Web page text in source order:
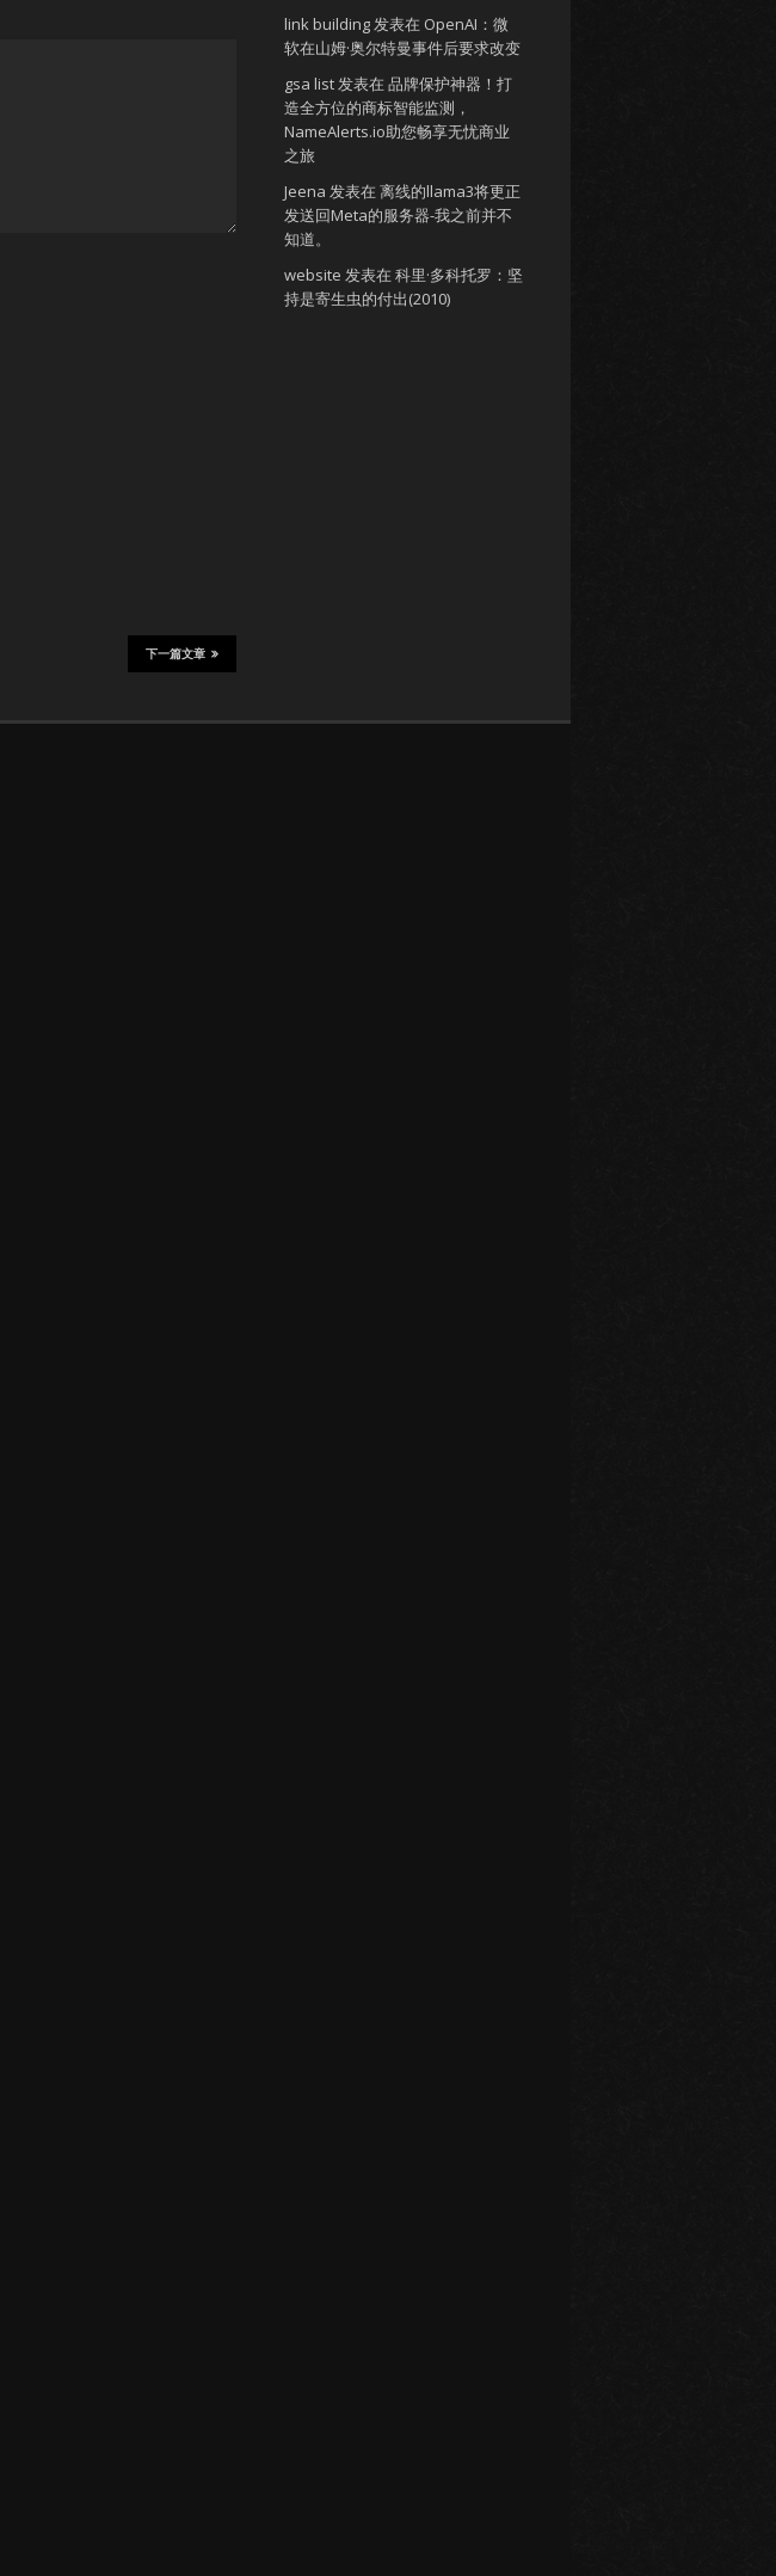
下一篇文章
link building发表在 OpenAI：微
软在山姆·奥尔特曼事件后要求改变
gsa list发表在 品牌保护神器！打
造全方位的商标智能监测，
NameAlerts.io助您畅享无忧商业
之旅
Jeena 发表在 离线的llama3将更正
发送回Meta的服务器-我之前并不
知道。
website 发表在 科里·多科托罗：坚
持是寄生虫的付出(2010)